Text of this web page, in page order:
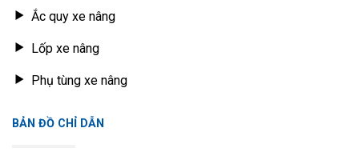
Ắc quy xe nâng
Lốp xe nâng
Phụ tùng xe nâng
BẢN ĐỒ CHỈ DẪN